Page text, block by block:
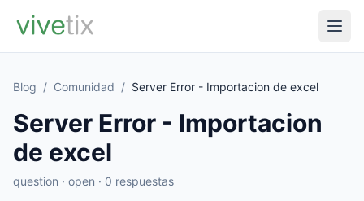
Blog / Comunidad / Server Error - Importacion de excel
Server Error - Importacion
de excel
question · open · 0 respuestas